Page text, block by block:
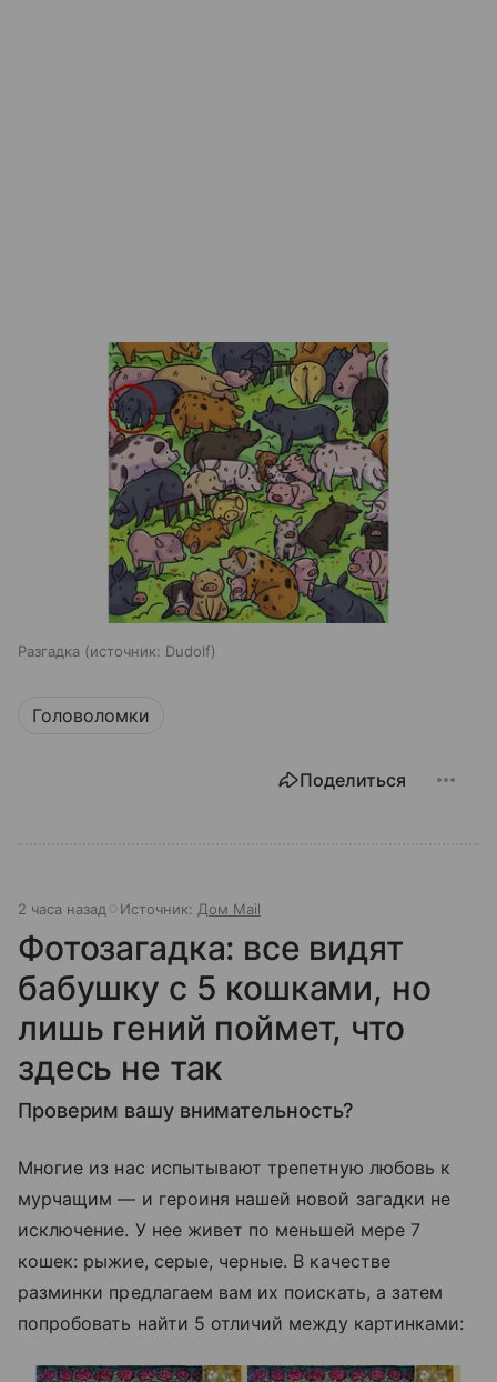
Разгадка источник: Dudolf
Головоломки
Поделиться
2 часа назад Источник: Дом Mail
Фотозагадка: все видят
бабушку с 5 кошками, но
лишь гений поймет, что
здесь не так
Проверим вашу внимательность?
Многие из нас испытывают трепетную любовь к
мурчащим — и героиня нашей новой загадки не
исключение. У нее живет по меньшей мере 7
кошек: рыжие, серые, черные. В качестве
разминки предлагаем вам их поискать, а затем
попробовать найти 5 отличий между картинками: